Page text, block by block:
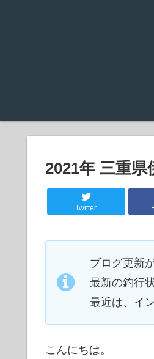
2021年 三重
Twitter
ブログ更新
最新の釣行
最近は、イ
こんにちは。